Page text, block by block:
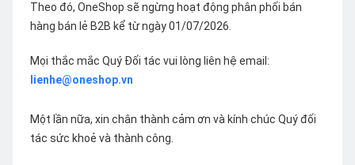
Theo đó, OneShop sẽ ngừng hoạt động phân phối bán
hàng bán lẻ B2B kể từ ngày 01/07/2026.
Mọi thắc mắc Quý Đối tác vui lòng liên hệ email:
lienhe@oneshop.vn
Một lần nữa, xin chân thành cảm ơn và kính chúc Quý đối
tác sức khoẻ và thành công.